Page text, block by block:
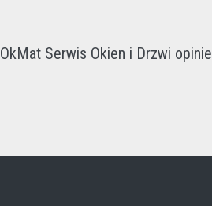
Serwis Okien i Drzwi opinie